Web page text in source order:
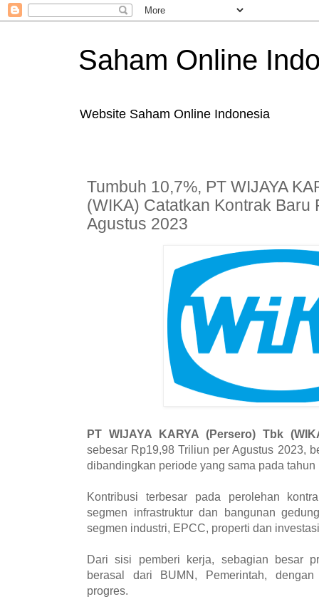
Saham Online
Website Saham Online Indonesia
Tumbuh 10,7%, PT WIJAYA
(WIKA) Catatkan Kontrak Baru
Agustus 2023
PT WIJAYA KARYA (Persero) Tbk
sebesar Rp19,98 Triliun per Agustus 2023,
dibandingkan periode yang sama pada
Kontribusi terbesar pada perolehan
segmen infrastruktur dan bangunan
segmen industri, EPCC, properti dan
Dari sisi pemberi kerja, sebagian besar
berasal dari BUMN, Pemerintah,
progres.